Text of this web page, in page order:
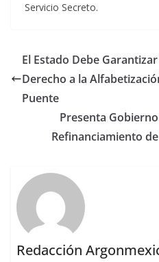
Servicio Secreto.
El Estado Debe
Derecho a la
Puente
Presenta
Refinanciamiento
Redacción